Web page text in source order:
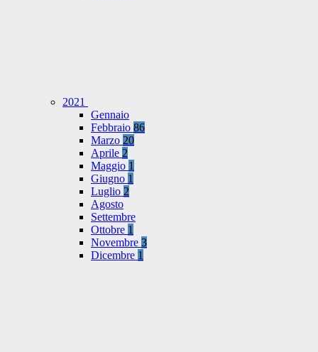
2021
Gennaio
Febbraio 86
Marzo 20
Aprile 2
Maggio 1
Giugno 1
Luglio 2
Agosto
Settembre
Ottobre 1
Novembre 3
Dicembre 1